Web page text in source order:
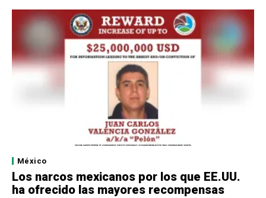
México
Los narcos mexicanos por los que EE.UU.
ha ofrecido las mayores recompensas